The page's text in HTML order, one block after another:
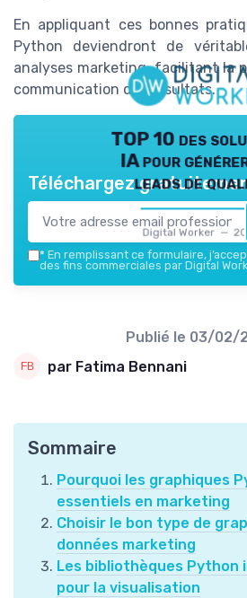
En appliquant ces bonnes
Python deviendront de
analyses marketing, facilitant la
communication des résultats.
TOP 10 des
IA pour
leads de
Digital Worker —
Téléchargez
* En remplissant ce formulaire,
des fins commerciales par Digital
Publié le 03/02/
par Fatima Bennani
Sommaire
Pourquoi les graphiques
essentiels en marketing
Choisir le bon type de
données marketing
Les bibliothèques Python
pour la visualisation